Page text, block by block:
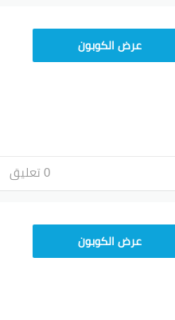
عرض الكوبون
0 تعليق
WELCOME
عرض الكوبون